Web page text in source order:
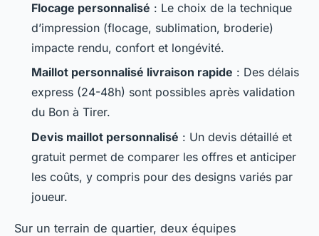
Flocage personnalisé : Le choix de la technique
d’impression (flocage, sublimation, broderie)
impacte rendu, confort et longévité.
Maillot personnalisé livraison rapide : Des délais
express (24-48h) sont possibles après validation
du Bon à Tirer.
Devis maillot personnalisé : Un devis détaillé et
gratuit permet de comparer les offres et anticiper
les coûts, y compris pour des designs variés par
joueur.
Sur un terrain de quartier, deux équipes